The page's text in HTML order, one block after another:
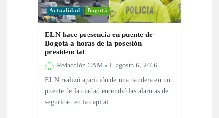
Actualidad Bogotá
ELN hace presencia en puente de
Bogotá a horas de la posesión
presidencial
Redacción CAM agosto 6, 2026
ELN realizó aparición de una bandera en un
puente de la ciudad encendió las alarmas de
seguridad en la capital.